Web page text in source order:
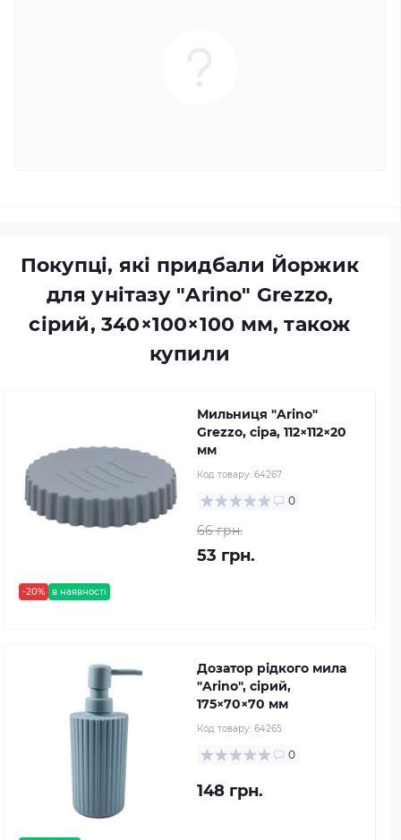
Покупці, які придбали Йоржик
для унітазу "Arino" Grezzo,
сірий, 340×100×100 мм, також
купили
-20% в наявності
Мильниця "Arino"
Grezzo, сіра, 112×112×20
мм
Код товару: 64267
0
66 грн.
53 грн.
Дозатор рідкого мила
"Arino", сірий,
175×70×70 мм
Код товару: 64265
0
148 грн.